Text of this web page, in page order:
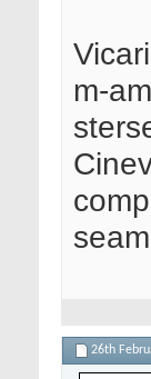
m-
26th